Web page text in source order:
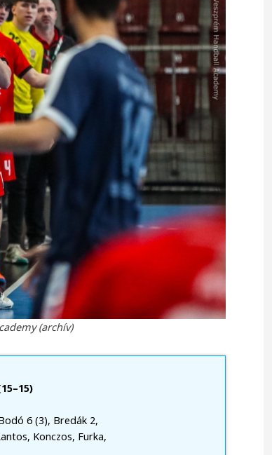
(archív)
6 (3), Bredák 2,
Konczos, Furka,